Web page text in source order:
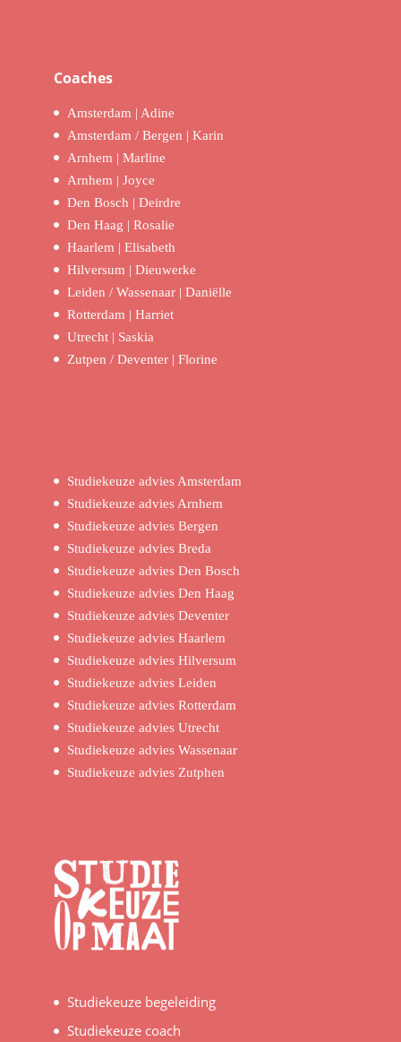
Coaches
Amsterdam | Adine
Amsterdam / Bergen | Karin
Arnhem | Marline
Arnhem | Joyce
Den Bosch | Deirdre
Den Haag | Rosalie
Haarlem | Elisabeth
Hilversum | Dieuwerke
Leiden / Wassenaar | Daniëlle
Rotterdam | Harriet
Utrecht | Saskia
Zutpen / Deventer | Florine
Studiekeuze advies Amsterdam
Studiekeuze advies Arnhem
Studiekeuze advies Bergen
Studiekeuze advies Breda
Studiekeuze advies Den Bosch
Studiekeuze advies Den Haag
Studiekeuze advies Deventer
Studiekeuze advies Haarlem
Studiekeuze advies Hilversum
Studiekeuze advies Leiden
Studiekeuze advies Rotterdam
Studiekeuze advies Utrecht
Studiekeuze advies Wassenaar
Studiekeuze advies Zutphen
Studiekeuze begeleiding
Studiekeuze coach